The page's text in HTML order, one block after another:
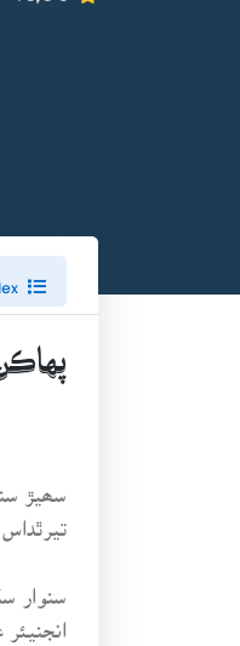
سھيڙ
سنوار
انجنيئر